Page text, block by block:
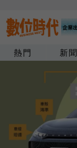
熱門 新聞